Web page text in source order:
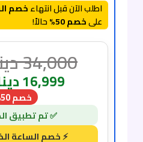
اطلب الآن قبل انتهاءخصم
علىخصم 50% حالاً!
34,000
16,999
خصم 50% 🔥